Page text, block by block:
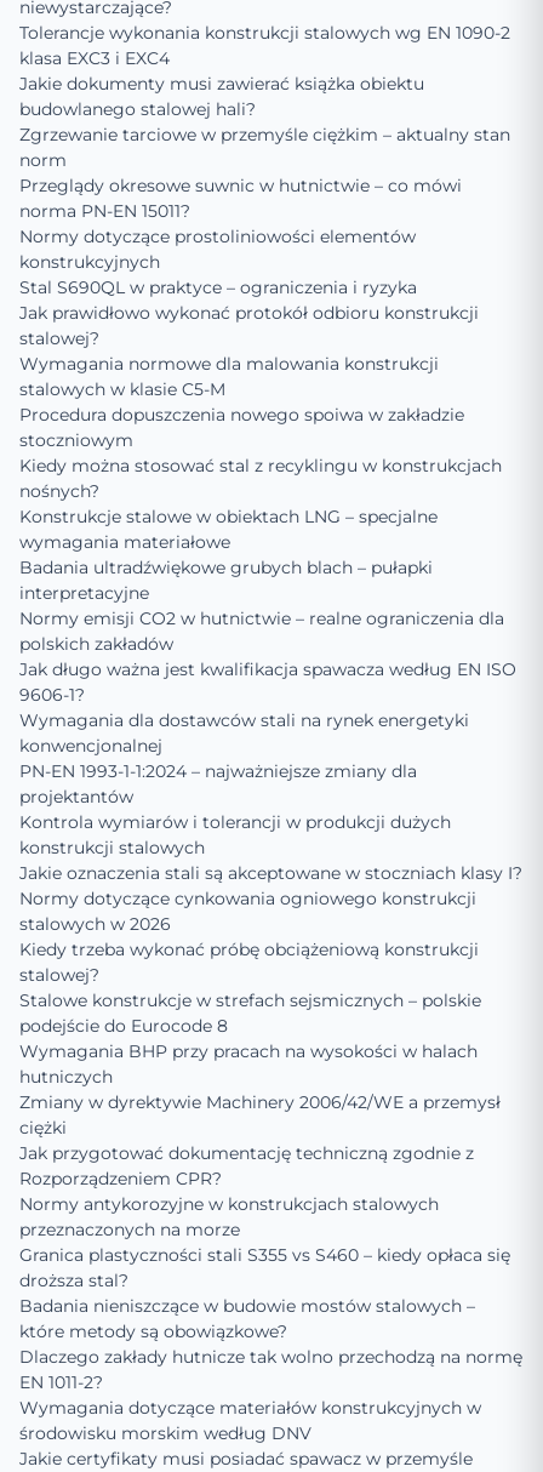
niewystarczające?
Tolerancje wykonania konstrukcji stalowych wg EN 1090-2
klasa EXC3 i EXC4
Jakie dokumenty musi zawierać książka obiektu
budowlanego stalowej hali?
Zgrzewanie tarciowe w przemyśle ciężkim – aktualny stan
norm
Przeglądy okresowe suwnic w hutnictwie – co mówi
norma PN-EN 15011?
Normy dotyczące prostoliniowości elementów
konstrukcyjnych
Stal S690QL w praktyce – ograniczenia i ryzyka
Jak prawidłowo wykonać protokół odbioru konstrukcji
stalowej?
Wymagania normowe dla malowania konstrukcji
stalowych w klasie C5-M
Procedura dopuszczenia nowego spoiwa w zakładzie
stoczniowym
Kiedy można stosować stal z recyklingu w konstrukcjach
nośnych?
Konstrukcje stalowe w obiektach LNG – specjalne
wymagania materiałowe
Badania ultradźwiękowe grubych blach – pułapki
interpretacyjne
Normy emisji CO2 w hutnictwie – realne ograniczenia dla
polskich zakładów
Jak długo ważna jest kwalifikacja spawacza według EN ISO
9606-1?
Wymagania dla dostawców stali na rynek energetyki
konwencjonalnej
PN-EN 1993-1-1:2024 – najważniejsze zmiany dla
projektantów
Kontrola wymiarów i tolerancji w produkcji dużych
konstrukcji stalowych
Jakie oznaczenia stali są akceptowane w stoczniach klasy I?
Normy dotyczące cynkowania ogniowego konstrukcji
stalowych w 2026
Kiedy trzeba wykonać próbę obciążeniową konstrukcji
stalowej?
Stalowe konstrukcje w strefach sejsmicznych – polskie
podejście do Eurocode 8
Wymagania BHP przy pracach na wysokości w halach
hutniczych
Zmiany w dyrektywie Machinery 2006/42/WE a przemysł
ciężki
Jak przygotować dokumentację techniczną zgodnie z
Rozporządzeniem CPR?
Normy antykorozyjne w konstrukcjach stalowych
przeznaczonych na morze
Granica plastyczności stali S355 vs S460 – kiedy opłaca się
droższa stal?
Badania nieniszczące w budowie mostów stalowych –
które metody są obowiązkowe?
Dlaczego zakłady hutnicze tak wolno przechodzą na normę
EN 1011-2?
Wymagania dotyczące materiałów konstrukcyjnych w
środowisku morskim według DNV
Jakie certyfikaty musi posiadać spawacz w przemyśle